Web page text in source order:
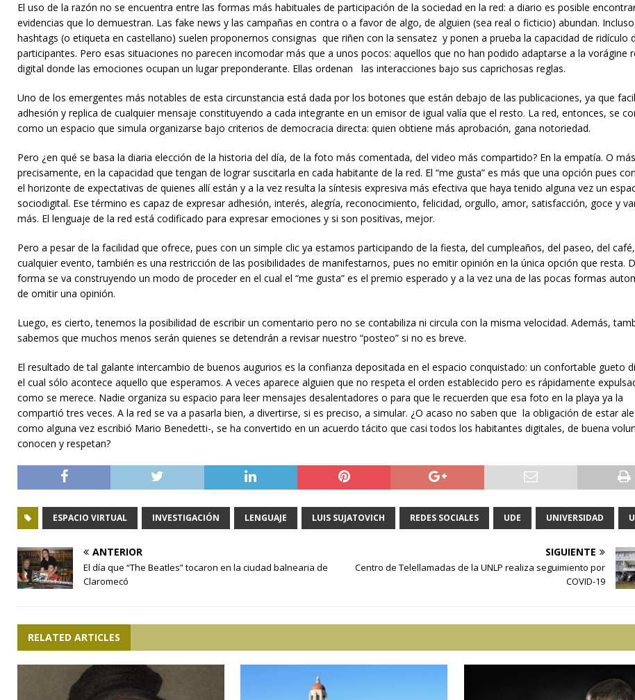
El uso de la razón no se encuentra entre las formas más habituales de participación de la sociedad en la red: a diario es posible
evidencias que lo demuestran. Las fake news y las campañas en contra o a favor de algo, de alguien (sea real o ficticio) abundan.
hashtags (o etiqueta​​ en castellano) suelen proponernos consignas que riñen con la sensatez y ponen a prueba la capacidad de ridículo
participantes. Pero esas situaciones no parecen incomodar más que a unos pocos: aquellos que no han podido adaptarse a la vorágine
digital donde las emociones ocupan un lugar preponderante. Ellas ordenan las interacciones bajo sus caprichosas reglas.
Uno de los emergentes más notables de esta circunstancia está dada por los botones que están debajo de las publicaciones, ya que
adhesión y replica de cualquier mensaje constituyendo a cada integrante en un emisor de igual valía que el resto. La red, entonces, se
como un espacio que simula organizarse bajo criterios de democracia directa: quien obtiene más aprobación, gana notoriedad.
Pero ¿en qué se basa la diaria elección de la historia del día, de la foto más comentada, del video más compartido? En la empatía. O más
precisamente, en la capacidad que tengan de lograr suscitarla en cada habitante de la red. El “me gusta” es más que una opción pues
el horizonte de expectativas de quienes allí están y a la vez resulta la síntesis expresiva más efectiva que haya tenido alguna vez un
sociodigital. Ese término es capaz de expresar adhesión, interés, alegría, reconocimiento, felicidad, orgullo, amor, satisfacción, goce y
más. El lenguaje de la red está codificado para expresar emociones y si son positivas, mejor.
Pero a pesar de la facilidad que ofrece, pues con un simple clic ya estamos participando de la fiesta, del cumpleaños, del paseo, del
cualquier evento, también es una restricción de las posibilidades de manifestarnos, pues no emitir opinión en la única opción que resta.
forma se va construyendo un modo de proceder en el cual el “me gusta” es el premio esperado y a la vez una de las pocas formas
de omitir una opinión.
Luego, es cierto, tenemos la posibilidad de escribir un comentario pero no se contabiliza ni circula con la misma velocidad. Además,
sabemos que muchos menos serán quienes se detendrán a revisar nuestro “posteo” si no es breve.
El resultado de tal galante intercambio de buenos augurios es la confianza depositada en el espacio conquistado: un confortable gueto
el cual sólo acontece aquello que esperamos. A veces aparece alguien que no respeta el orden establecido pero es rápidamente
como se merece. Nadie organiza su espacio para leer mensajes desalentadores o para que le recuerden que esa foto en la playa ya la
compartió tres veces. A la red se va a pasarla bien, a divertirse, si es preciso, a simular. ¿O acaso no saben que la obligación de estar
como alguna vez escribió Mario Benedetti-, se ha convertido en un acuerdo tácito que casi todos los habitantes digitales, de buena
conocen y respetan?
ESPACIO VIRTUAL INVESTIGACIÓN LENGUAJE LUIS SUJATOVICH REDES SOCIALES UDE UNIVERSIDAD
ANTERIOR
El día que “The Beatles” tocaron en la ciudad balnearia de
Claromecó
SIGUIENTE
Centro de Telellamadas de la UNLP realiza seguimiento por
COVID-19
RELATED ARTICLES